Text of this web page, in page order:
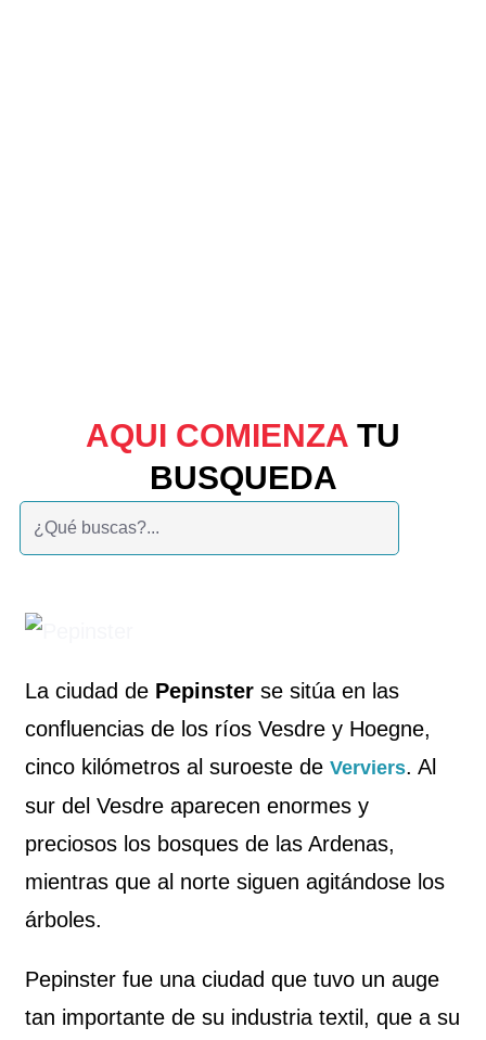
AQUI COMIENZA TU
BUSQUEDA
Buscar:
La ciudad de Pepinster se sitúa en las
confluencias de los ríos Vesdre y Hoegne,
cinco kilómetros al suroeste deVerviers. Al
sur del Vesdre aparecen enormes y
preciosos los bosques de las Ardenas,
mientras que al norte siguen agitándose los
árboles.
Pepinster fue una ciudad que tuvo un auge
tan importante de su industria textil, que a su